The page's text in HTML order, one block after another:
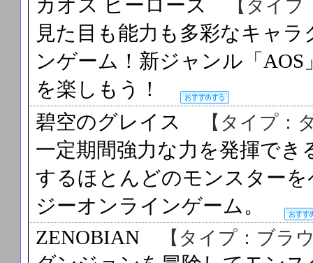
カオス ヒーローズ
【タイ
見た目も能力も多彩なキャ
ンゲーム！新ジャンル「
を楽しもう！
碧空のグレイス
【タイプ
一定期間強力な力を発揮で
するほとんどのモンスター
ジーオンラインゲーム。
ZENOBIAN
【タイプ：ブラ